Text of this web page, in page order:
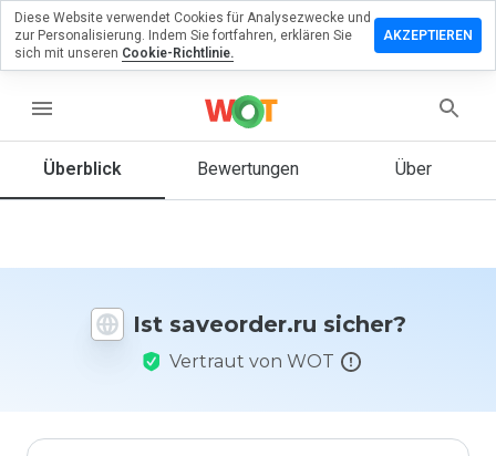
menu
Überblick Bewertungen Über
Ist saveorder.ru sicher?
Vertraut von WOT
eine
würden
Skala von
Diese Website verwendet Cookies für Analysezwecke und
zur Personalisierung. Indem Sie fortfahren, erklären Sie
sich mit unseren Cookie-Richtlinie.
AKZEPTIEREN